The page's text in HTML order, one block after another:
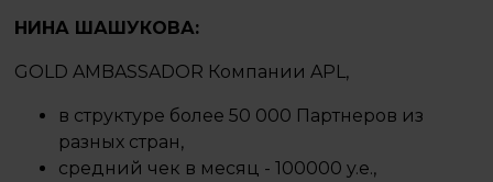
НИНА ШАШУКОВА:
GOLD AMBASSADOR Компании APL,
в структуре более 50 000 Партнеров из
разных стран,
средний чек в месяц - 100000 y.e.,